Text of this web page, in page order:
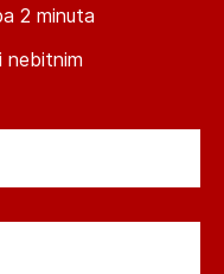
2 minuta
nebitnim